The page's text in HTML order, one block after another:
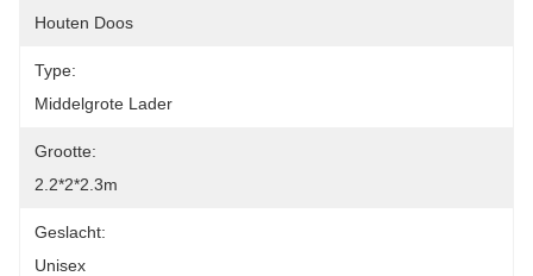
Houten Doos
Type:
Middelgrote Lader
Grootte:
2.2*2*2.3m
Geslacht:
Unisex